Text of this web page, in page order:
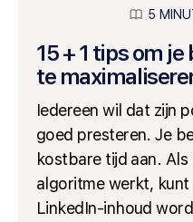
5
15 + 1 tips om
te
Iedereen wil dat zijn
goed presteren. Je
kostbare tijd aan.
algoritme werkt,
LinkedIn-inhoud